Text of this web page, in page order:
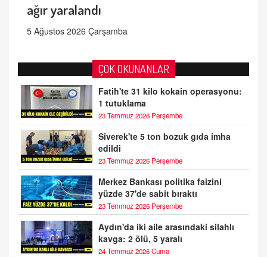
ağır yaralandı
5 Ağustos 2026 Çarşamba
ÇOK OKUNANLAR
Fatih'te 31 kilo kokain operasyonu:
1 tutuklama
23 Temmuz 2026 Perşembe
Siverek'te 5 ton bozuk gıda imha
edildi
23 Temmuz 2026 Perşembe
Merkez Bankası politika faizini
yüzde 37'de sabit bıraktı
23 Temmuz 2026 Perşembe
Aydın'da iki aile arasındaki silahlı
kavga: 2 ölü, 5 yaralı
24 Temmuz 2026 Cuma